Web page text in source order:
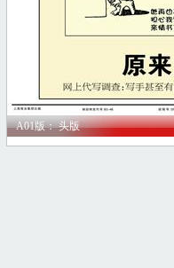
A01版： 头版